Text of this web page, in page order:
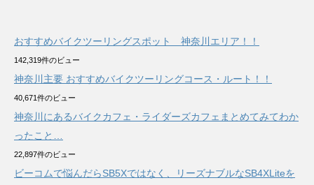
おすすめバイクツーリングスポット 神奈川エリア！！
142,319件のビュー
神奈川主要 おすすめバイクツーリングコース・ルート！！
40,671件のビュー
神奈川にあるバイクカフェ・ライダーズカフェまとめてみてわか
ったこと…
22,897件のビュー
ビーコムで悩んだらSB5Xではなく、リーズナブルなSB4XLiteを